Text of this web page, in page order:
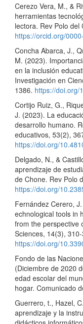
Cerezo Vera, M., &
herramientas
lectora. Rev Polo del
https://orcid.org/
Concha Abarca, J.,
M. (2023).
en la inclusión
Investigación en
1386. https://doi.org/
Cortijo Ruiz, G.,
J. (2023). La
desarrollo humano.
educativos, 53(2),
https://doi.org/
Delgado, N., &
aprendizaje de
de Chone. Rev Polo
https://doi.org/
Fernández Cerero,
echnological tools in
from the perspective
Sciences, 14(3),
https://doi.org/
Fondo de las
(Diciembre de 2020
edad escolar del
hogar. Comunicado
Guerrero, t., Hazel,
aprendizaje y la